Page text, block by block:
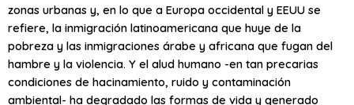
zonas urbanas y, en lo que a Europa occidental y EEUU se
refiere, la inmigración latinoamericana que huye de la
pobreza y las inmigraciones árabe y africana que fugan del
hambre y la violencia. Y el alud humano -en tan precarias
condiciones de hacinamiento, ruido y contaminación
ambiental- ha degradado las formas de vida y generado